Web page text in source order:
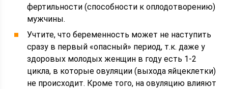
фертильности (способности к оплодотворению)
мужчины.
Учтите, что беременность может не наступить
сразу в первый «опасный» период, т.к. даже у
здоровых молодых женщин в году есть 1-2
цикла, в которые овуляции (выхода яйцеклетки)
не происходит. Кроме того, на овуляцию влияют